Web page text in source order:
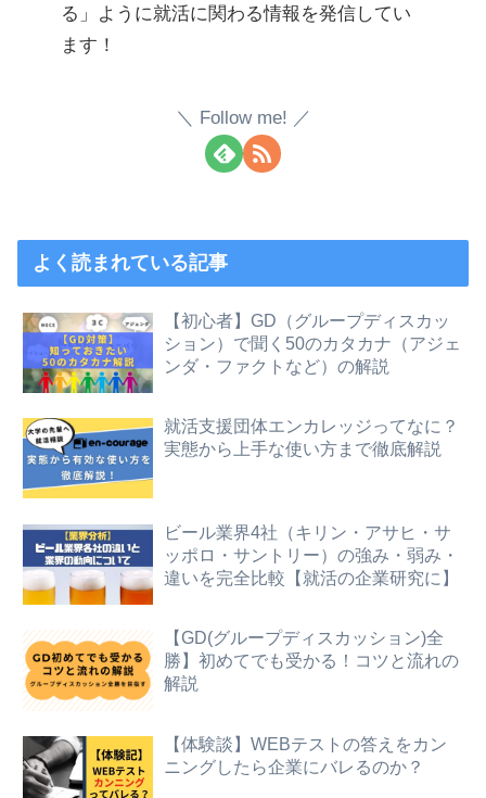
る」ように就活に関わる情報を発信してい
ます！
Follow me!
よく読まれている記事
【初心者】GD（グループディスカッ
ション）で聞く50のカタカナ（アジェ
ンダ・ファクトなど）の解説
就活支援団体エンカレッジってなに？
実態から上手な使い方まで徹底解説
ビール業界4社（キリン・アサヒ・サ
ッポロ・サントリー）の強み・弱み・
違いを完全比較【就活の企業研究に】
【GD(グループディスカッション)全
勝】初めてでも受かる！コツと流れの
解説
【体験談】WEBテストの答えをカン
ニングしたら企業にバレるのか？